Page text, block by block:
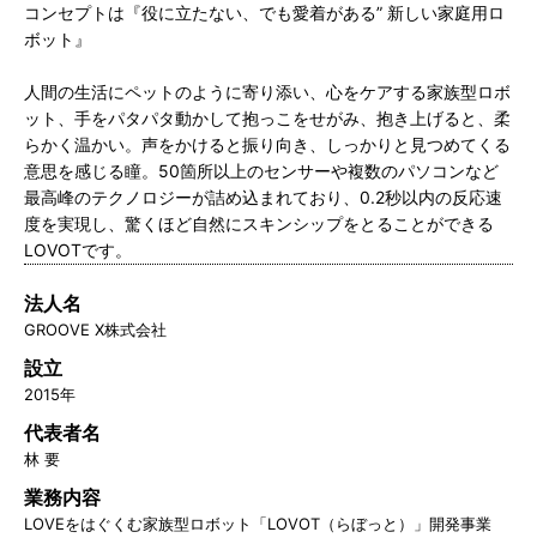
コンセプトは『役に立たない、でも愛着がある” 新しい家庭用ロ
ボット』
人間の生活にペットのように寄り添い、心をケアする家族型ロボ
ット、手をパタパタ動かして抱っこをせがみ、抱き上げると、柔
らかく温かい。声をかけると振り向き、しっかりと見つめてくる
意思を感じる瞳。50箇所以上のセンサーや複数のパソコンなど
最高峰のテクノロジーが詰め込まれており、0.2秒以内の反応速
度を実現し、驚くほど自然にスキンシップをとることができる
LOVOTです。
法人名
GROOVE X株式会社
設立
2015年
代表者名
林 要
業務内容
LOVEをはぐくむ家族型ロボット「LOVOT（らぼっと）」開発事業